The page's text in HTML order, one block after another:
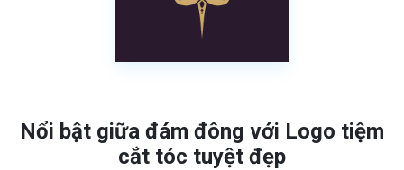
Nổi bật giữa đám đông với Logo tiệm
cắt tóc tuyệt đẹp